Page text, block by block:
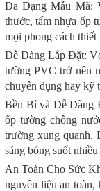
Đa Dạng Mẫu Mã:
thước, tấm nhựa ốp
mọi phong cách thiết
Dễ Dàng Lắp Đặt:
tường PVC trở nên
chuyên dụng hay kỹ
Bền Bỉ và Dễ Dàng
ốp tường chống
trường xung quanh.
sáng bóng suốt nhiều
An Toàn Cho Sức
nguyên liệu an toàn,